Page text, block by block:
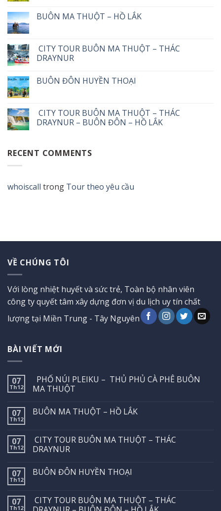
BUÔN MA THUỘT – HỒ LẮK
CITY TOUR BUÔN MA THUỘT – THÁC
DRAYNUR
BUÔN ĐÔN HUYỀN THOẠI
CITY TOUR BUÔN MA THUỘT – THÁC
DRAYNUR – BUÔN ĐÔN – HỒ LẮK
RECENT COMMENTS
whoiscall trong Tour theo yêu cầu
VỀ CHÚNG TÔI
Với lòng nhiệt huyết và sức trẻ, Toàn bộ nhân viên
công ty quyết tâm xây dựng đơn vị du lịch uy tín chất
lượng tại Miền Trung - Tây Nguyên
BÀI VIẾT MỚI
07
Th12
PHỐ NÚI PLEIKU – THỦ PHỦ CÀ PHÊ BUÔN
MA THUỘT
07
Th12
BUÔN MA THUỘT – HỒ LẮK
07
Th12
CITY TOUR BUÔN MA THUỘT – THÁC
DRAYNUR
07
Th12
BUÔN ĐÔN HUYỀN THOẠI
07
Th12
CITY TOUR BUÔN MA THUỘT – THÁC